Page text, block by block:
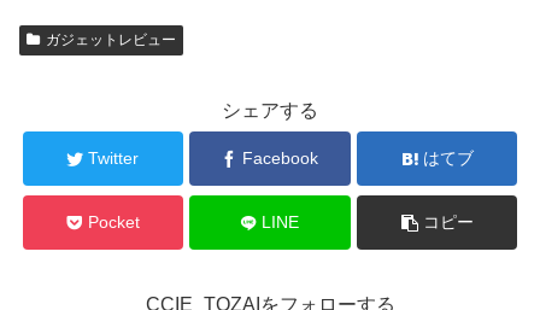
ガジェットレビュー
シェアする
Twitter Facebook はてブ
Pocket LINE コピー
CCIE_TOZAIをフォローする